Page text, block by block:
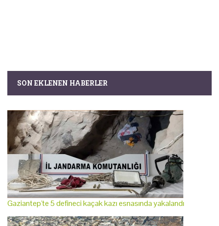
SON EKLENEN HABERLER
Gaziantep'te 5 defineci kaçak kazı esnasında yakalandı